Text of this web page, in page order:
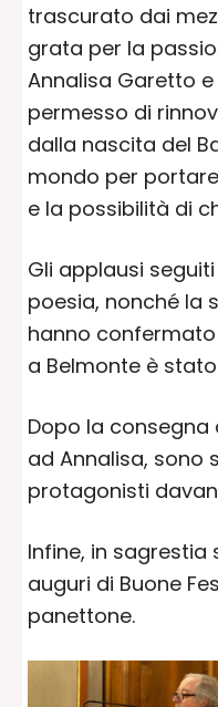
trascurato dai
grata per la
Annalisa Garetto
permesso di
dalla nascita del
mondo per
e la possibilità di
Gli applausi
poesia, nonché la
hanno
a Belmonte è
Dopo la
ad Annalisa, sono
protagonisti
Infine, in sagrestia
auguri di Buone
panettone.